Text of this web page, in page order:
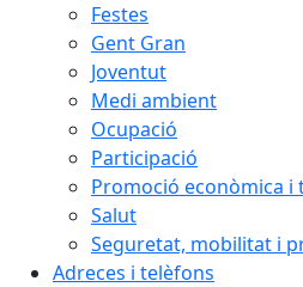
Festes
Gent Gran
Joventut
Medi ambient
Ocupació
Participació
Promoció econòmica i
Salut
Seguretat, mobilitat i
Adreces i telèfons